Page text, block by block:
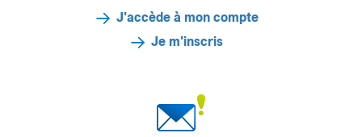
J'accède à mon compte
Je m'inscris